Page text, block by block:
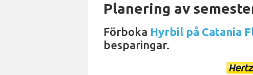
Planering av
Förboka Hyrbil på Catania
besparingar.